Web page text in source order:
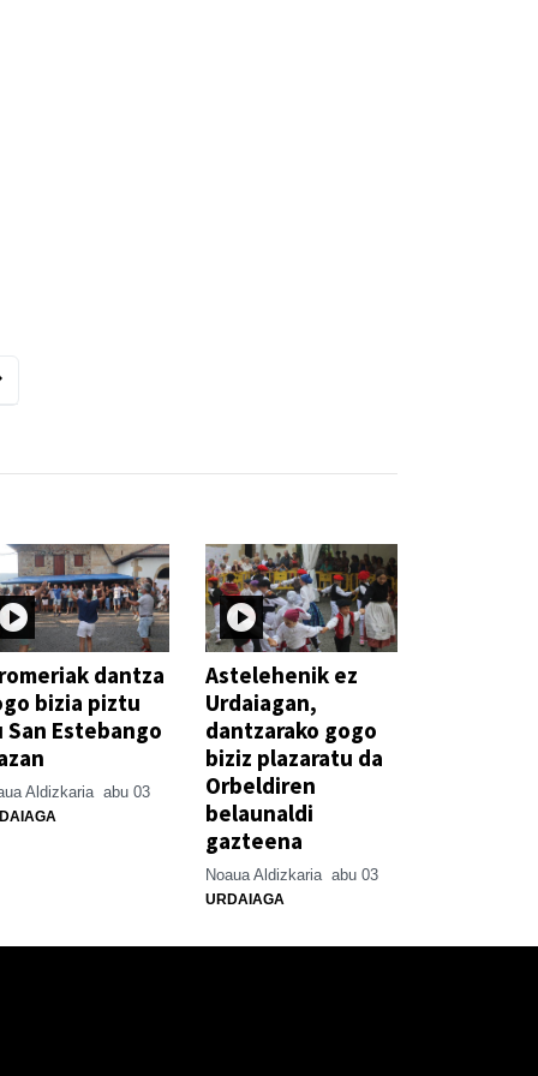
dantza
bizia piztu
San Estebango
Aldizkaria abu 03
Astelehenik ez
Urdaiagan,
dantzarako gogo
biziz plazaratu da
Orbeldiren
belaunaldi
gazteena
Noaua Aldizkaria abu 03
URDAIAGA